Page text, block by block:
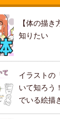
【体の描
知りたい
イラストの
いて知ろう
でいる絵描